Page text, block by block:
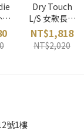
Dry Touch
L/S 女款長袖
襯衫 (薰衣草
紫) mont-
bell 日本
NT$1,818
NT$2,020
號1樓